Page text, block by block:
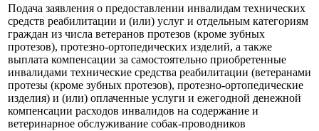
Подача заявления о предоставлении инвалидам технических
средств реабилитации и (или) услуг и отдельным категориям
граждан из числа ветеранов протезов (кроме зубных
протезов), протезно-ортопедических изделий, а также
выплата компенсации за самостоятельно приобретенные
инвалидами технические средства реабилитации (ветеранами
протезы (кроме зубных протезов), протезно-ортопедические
изделия) и (или) оплаченные услуги и ежегодной денежной
компенсации расходов инвалидов на содержание и
ветеринарное обслуживание собак-проводников